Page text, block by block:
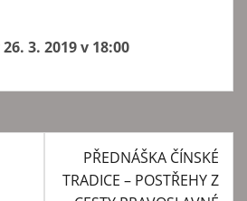
3. 2019 v 18:00
PŘEDNÁŠKA ČÍNSKÉ
TRADICE – POSTŘEHY Z